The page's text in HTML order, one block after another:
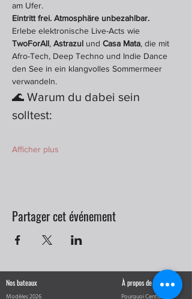
am Ufer.
Eintritt frei. Atmosphäre unbezahlbar.
Erlebe elektronische Live-Acts wie
TwoForAll, Astrazul und Casa Mata, die mit
Afro-Tech, Deep Techno und Indie Dance
den See in ein klangvolles Sommermeer
verwandeln.
🌊 Warum du dabei sein
solltest:
Afficher plus
Partager cet événement
Nos bateaux
Modèles 2026
À propos de Centurion
Pourquoi Centurion